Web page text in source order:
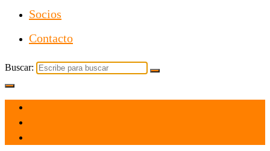
Socios
Contacto
Buscar: